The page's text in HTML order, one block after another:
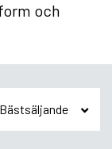
och